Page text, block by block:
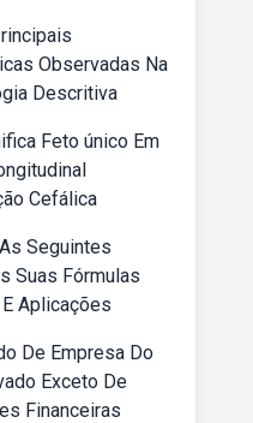
Observadas Na
Descritiva
Feto único Em
Cefálica
Seguintes
Suas Fórmulas
Aplicações
De Empresa Do
Exceto De
Financeiras